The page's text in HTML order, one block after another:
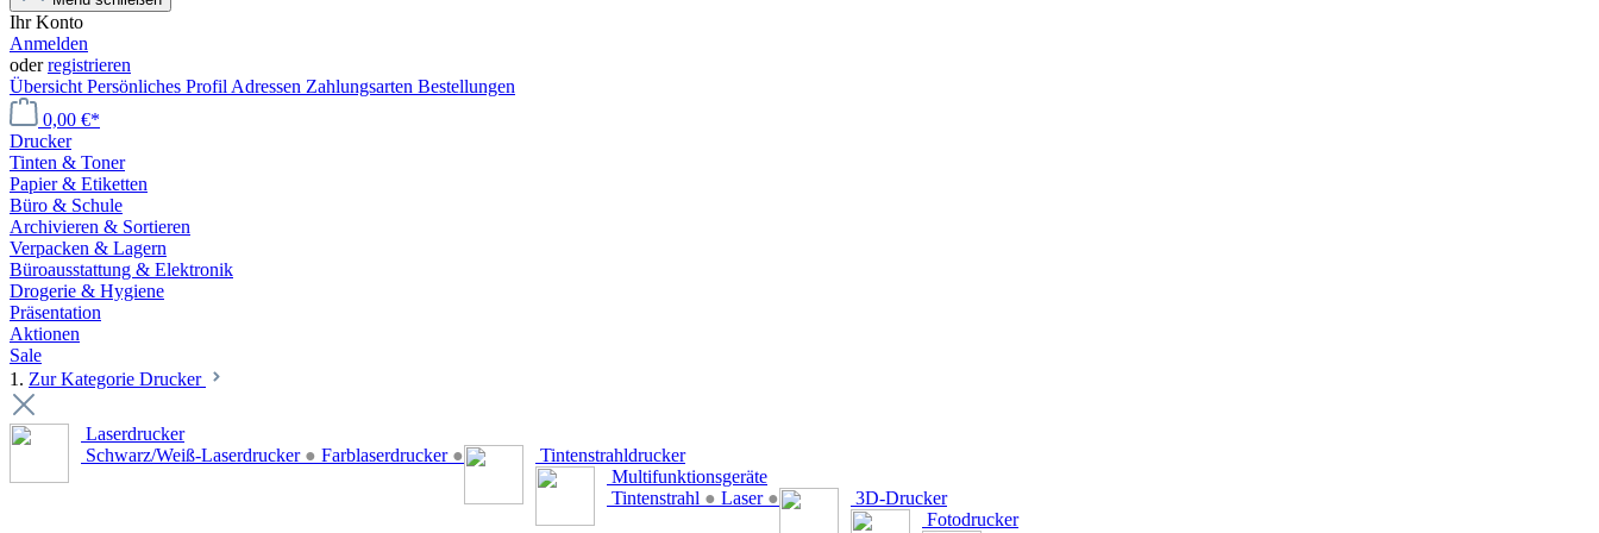
Ihr Konto
Anmelden
oderregistrieren
Übersicht Persönliches Profil Adressen Zahlungsarten Bestellungen
0,00 €*
Drucker
Tinten & Toner
Papier & Etiketten
Büro & Schule
Archivieren & Sortieren
Verpacken & Lagern
Büroausstattung & Elektronik
Drogerie & Hygiene
Präsentation
Aktionen
Sale
1. Zur Kategorie Drucker
Laserdrucker
Schwarz/Weiß-Laserdrucker ● Farblaserdrucker ●
Tintenstrahldrucker
Multifunktionsgeräte
Tintenstrahl ● Laser ●
3D-Drucker
Fotodrucker